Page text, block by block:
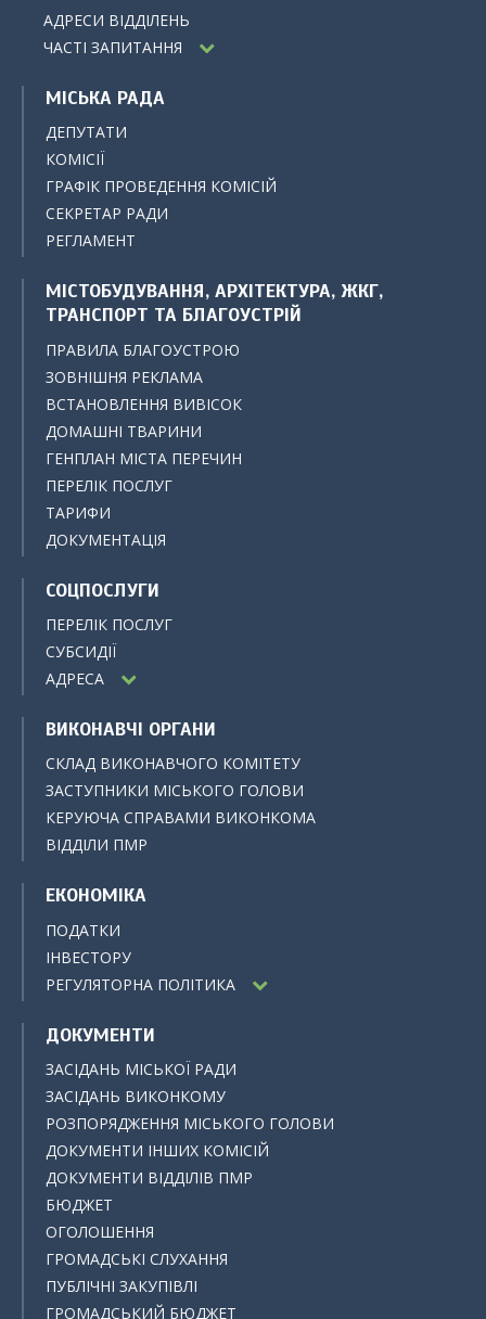
АДРЕСИ ВІДДІЛЕНЬ
ЧАСТІ ЗАПИТАННЯ
МІСЬКА РАДА
ДЕПУТАТИ
КОМІСІЇ
ГРАФІК ПРОВЕДЕННЯ КОМІСІЙ
СЕКРЕТАР РАДИ
РЕГЛАМЕНТ
МІСТОБУДУВАННЯ, АРХІТЕКТУРА, ЖКГ,
ТРАНСПОРТ ТА БЛАГОУСТРІЙ
ПРАВИЛА БЛАГОУСТРОЮ
ЗОВНІШНЯ РЕКЛАМА
ВСТАНОВЛЕННЯ ВИВІСОК
ДОМАШНІ ТВАРИНИ
ГЕНПЛАН МІСТА ПЕРЕЧИН
ПЕРЕЛІК ПОСЛУГ
ТАРИФИ
ДОКУМЕНТАЦІЯ
СОЦПОСЛУГИ
ПЕРЕЛІК ПОСЛУГ
СУБСИДІЇ
АДРЕСА
ВИКОНАВЧІ ОРГАНИ
СКЛАД ВИКОНАВЧОГО КОМІТЕТУ
ЗАСТУПНИКИ МІСЬКОГО ГОЛОВИ
КЕРУЮЧА СПРАВАМИ ВИКОНКОМА
ВІДДІЛИ ПМР
ЕКОНОМІКА
ПОДАТКИ
ІНВЕСТОРУ
РЕГУЛЯТОРНА ПОЛІТИКА
ДОКУМЕНТИ
ЗАСІДАНЬ МІСЬКОЇ РАДИ
ЗАСІДАНЬ ВИКОНКОМУ
РОЗПОРЯДЖЕННЯ МІСЬКОГО ГОЛОВИ
ДОКУМЕНТИ ІНШИХ КОМІСІЙ
ДОКУМЕНТИ ВІДДІЛІВ ПМР
БЮДЖЕТ
ОГОЛОШЕННЯ
ГРОМАДСЬКІ СЛУХАННЯ
ПУБЛІЧНІ ЗАКУПІВЛІ
ГРОМАДСЬКИЙ БЮДЖЕТ